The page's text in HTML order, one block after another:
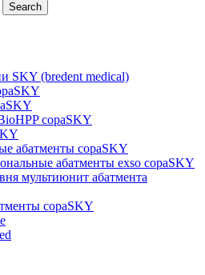
Search
SKY (bredent medical)
copaSKY
абатменты copaSKY
абатменты exso copaSKY
мультиюнит абатмента
copaSKY